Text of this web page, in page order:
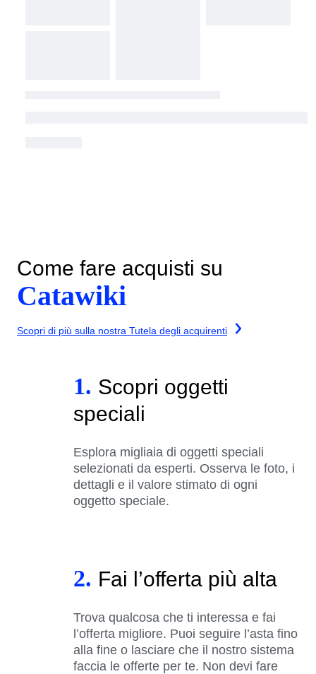
Come fare acquisti su
Catawiki
Scopri di più sulla nostra Tutela degli acquirenti
1. Scopri oggetti
speciali
Esplora migliaia di oggetti speciali
selezionati da esperti. Osserva le foto, i
dettagli e il valore stimato di ogni
oggetto speciale.
2. Fai l’offerta più alta
Trova qualcosa che ti interessa e fai
l’offerta migliore. Puoi seguire l’asta fino
alla fine o lasciare che il nostro sistema
faccia le offerte per te. Non devi fare